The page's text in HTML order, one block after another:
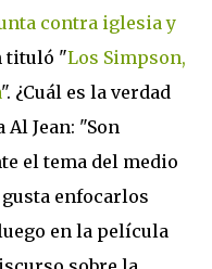
contra iglesia y
tituló "Los Simpson,
". ¿Cuál es la verdad
Jean: "Son
el tema del medio
enfocarlos
en la película